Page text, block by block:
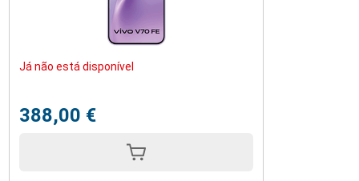
Já não está disponível
388,00 €